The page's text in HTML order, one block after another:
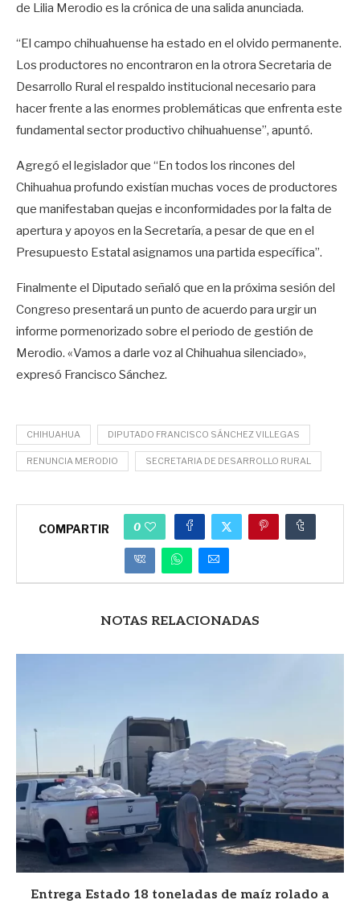
de Lilia Merodio es la crónica de una salida anunciada.
“El campo chihuahuense ha estado en el olvido permanente.
Los productores no encontraron en la otrora Secretaria de
Desarrollo Rural el respaldo institucional necesario para
hacer frente a las enormes problemáticas que enfrenta este
fundamental sector productivo chihuahuense”, apuntó.
Agregó el legislador que “En todos los rincones del
Chihuahua profundo existían muchas voces de productores
que manifestaban quejas e inconformidades por la falta de
apertura y apoyos en la Secretaría, a pesar de que en el
Presupuesto Estatal asignamos una partida específica”.
Finalmente el Diputado señaló que en la próxima sesión del
Congreso presentará un punto de acuerdo para urgir un
informe pormenorizado sobre el periodo de gestión de
Merodio. «Vamos a darle voz al Chihuahua silenciado»,
expresó Francisco Sánchez.
CHIHUAHUA DIPUTADO FRANCISCO SÁNCHEZ VILLEGAS
RENUNCIA MERODIO SECRETARIA DE DESARROLLO RURAL
COMPARTIR 0
NOTAS RELACIONADAS
Entrega Estado 18 toneladas de maíz rolado a